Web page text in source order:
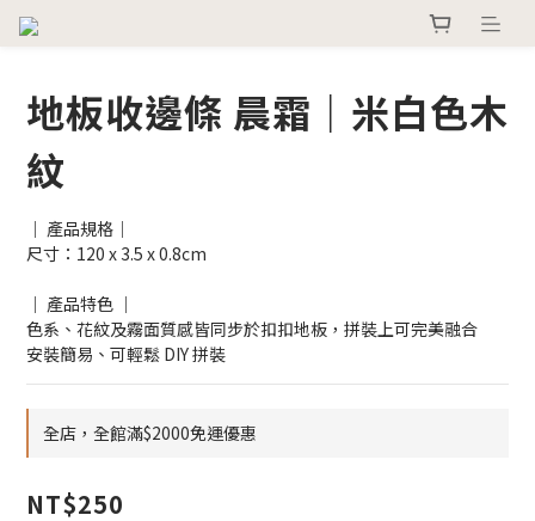
地板收邊條 晨霜｜米白色木
紋
｜ 產品規格｜
尺寸：120 x 3.5 x 0.8cm
｜ 產品特色 ｜
色系、花紋及霧面質感皆同步於扣扣地板，拼裝上可完美融合
安裝簡易、可輕鬆 DIY 拼裝
全店，全館滿$2000免運優惠
NT$250